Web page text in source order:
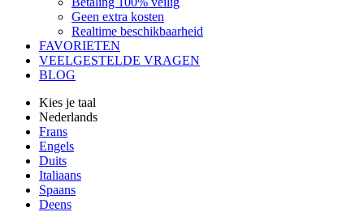
Geen extra kosten
Realtime beschikbaarheid
FAVORIETEN
VEELGESTELDE VRAGEN
BLOG
Kies je taal
Nederlands
Frans
Engels
Duits
Italiaans
Spaans
Deens